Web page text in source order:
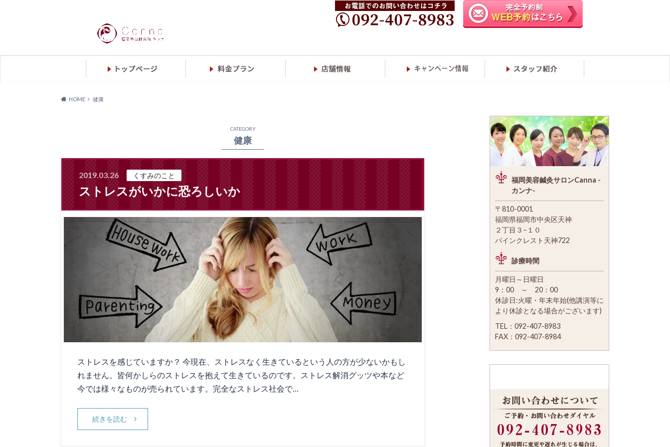
HOME 健康
CATEGORY
健康
2019.03.26 くすみのこと
ストレスがいかに恐ろしいか
ストレスを感じていますか？ 今現在、ストレスなく生きているという人の方が少ないかもし
れません。皆何かしらのストレスを抱えて生きているのです。ストレス解消グッツや本など
今では様々なものが売られています。完全なストレス社会で…
続きを読む
福岡美容鍼灸サロンCanna -
カンナ-
〒810-0001
福岡県福岡市中央区天神
２丁目３−１０
パインクレスト天神722
診療時間
月曜日～日曜日
9：00 ～ 20：00
休診日:火曜・年末年始(他講演等に
より休診となる場合がございます)
TEL：092-407-8983
FAX：092-407-8984